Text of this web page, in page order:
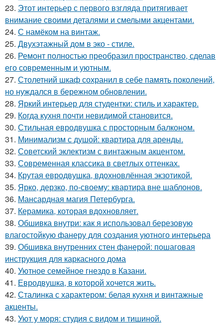
23. Этот интерьер с первого взгляда притягивает
внимание своими деталями и смелыми акцентами.
24. С намёком на винтаж.
25. Двухэтажный дом в эко - стиле.
26. Ремонт полностью преобразил пространство, сделав
его современным и уютным.
27. Столетний шкаф сохранил в себе память поколений,
но нуждался в бережном обновлении.
28. Яркий интерьер для студентки: стиль и характер.
29. Когда кухня почти невидимой становится.
30. Стильная евродвушка с просторным балконом.
31. Минимализм с душой: квартира для аренды.
32. Советский эклектизм с винтажным акцентом.
33. Современная классика в светлых оттенках.
34. Крутая евродвушка, вдохновлённая экзотикой.
35. Ярко, дерзко, по-своему: квартира вне шаблонов.
36. Мансардная магия Петербурга.
37. Керамика, которая вдохновляет.
38. Обшивка внутри: как я использовал березовую
влагостойкую фанеру для создания уютного интерьера
39. Обшивка внутренних стен фанерой: пошаговая
инструкция для каркасного дома
40. Уютное семейное гнездо в Казани.
41. Евродвушка, в которой хочется жить.
42. Сталинка с характером: белая кухня и винтажные
акценты.
43. Уют у моря: студия с видом и тишиной.